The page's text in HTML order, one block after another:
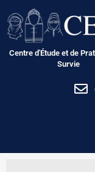
au
contenu
Centre d'Étude et de
Survie